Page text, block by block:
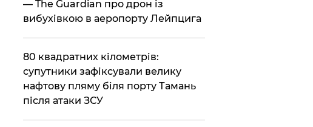
— The Guardian про дрон із
вибухівкою в аеропорту Лейпцига
​80 квадратних кілометрів:
супутники зафіксували велику
нафтову пляму біля порту Тамань
після атаки ЗСУ